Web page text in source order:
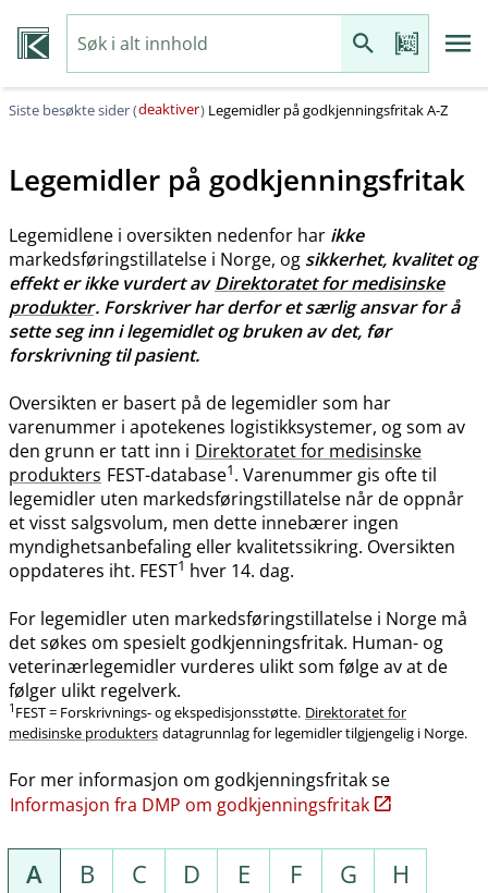
Siste besøkte sider (deaktiver) Legemidler på godkjenningsfritak A-Z
Legemidler på godkjenningsfritak
Legemidlene i oversikten nedenfor har ikke
markedsføringstillatelse i Norge, og sikkerhet, kvalitet og
effekt er ikke vurdert avDirektoratet for medisinske
produkter. Forskriver har derfor et særlig ansvar for å
sette seg inn i legemidlet og bruken av det, før
forskrivning til pasient.
Oversikten er basert på de legemidler som har
varenummer i apotekenes logistikksystemer, og som av
den grunn er tatt inn i Direktoratet for medisinske
produkters FEST-database1. Varenummer gis ofte til
legemidler uten markedsføringstillatelse når de oppnår
et visst salgsvolum, men dette innebærer ingen
myndighetsanbefaling eller kvalitetssikring. Oversikten
oppdateres iht. FEST1 hver 14. dag.
For legemidler uten markedsføringstillatelse i Norge må
det søkes om spesielt godkjenningsfritak. Human- og
veterinærlegemidler vurderes ulikt som følge av at de
følger ulikt regelverk.
1 FEST = Forskrivnings- og ekspedisjonsstøtte. Direktoratet for
medisinske produkters datagrunnlag for legemidler tilgjengelig i Norge.
For mer informasjon om godkjenningsfritak se
Informasjon fra DMP om godkjenningsfritak
A B C D E F G
H